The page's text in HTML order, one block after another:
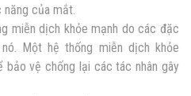
của mắt.
miễn dịch khỏe mạnh do các đặc
Một hệ thống miễn dịch khỏe
bảo vệ chống lại các tác nhân gây